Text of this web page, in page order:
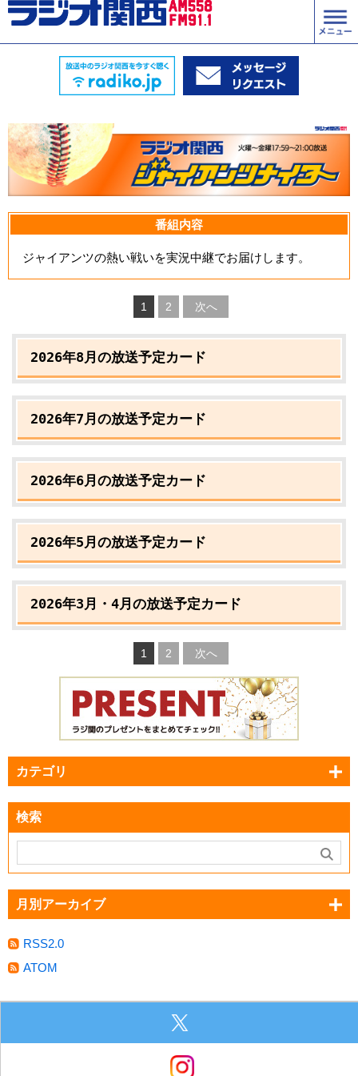
番組内容
ジャイアンツの熱い戦いを実況中継でお届けします。
1 2 次へ
2026年8月の放送予定カード
2026年7月の放送予定カード
2026年6月の放送予定カード
2026年5月の放送予定カード
2026年3月・4月の放送予定カード
1 2 次へ
カテゴリ
検索
月別アーカイブ
RSS2.0
ATOM